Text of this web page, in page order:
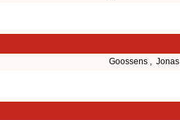
Goossens , Jonas